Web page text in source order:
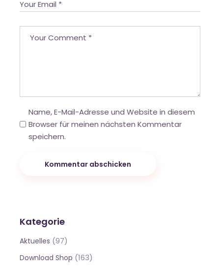
Name, E-Mail-Adresse und Website in diesem
Browser für meinen nächsten Kommentar
speichern.
Kommentar abschicken
Kategorie
Aktuelles (97)
Download Shop (163)